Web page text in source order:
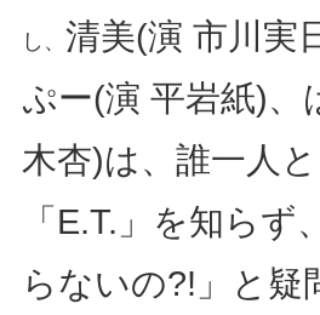
し、 清美(演 市川実
ぷー(演 平岩紙)、
木杏)は、誰一人
「E.T.」を知らず
らないの?!」と疑